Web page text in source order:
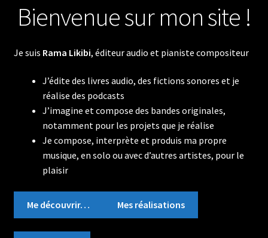
Bienvenue sur mon site !
Je suis Rama Likibi, éditeur audio et pianiste compositeur
J’édite des livres audio, des fictions sonores et je
réalise des podcasts
J’imagine et compose des bandes originales,
notamment pour les projets que je réalise
Je compose, interprète et produis ma propre
musique, en solo ou avec d’autres artistes, pour le
plaisir
Me découvrir… Mes réalisations